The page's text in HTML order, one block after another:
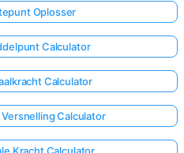
Oplosser
Calculator
Calculator
Calculator